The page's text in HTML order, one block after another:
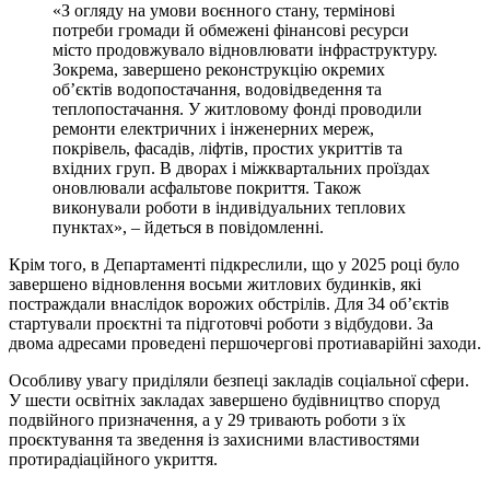
«З огляду на умови воєнного стану, термінові
потреби громади й обмежені фінансові ресурси
місто продовжувало відновлювати інфраструктуру.
Зокрема, завершено реконструкцію окремих
об’єктів водопостачання, водовідведення та
теплопостачання. У житловому фонді проводили
ремонти електричних і інженерних мереж,
покрівель, фасадів, ліфтів, простих укриттів та
вхідних груп. В дворах і міжквартальних проїздах
оновлювали асфальтове покриття. Також
виконували роботи в індивідуальних теплових
пунктах», – йдеться в повідомленні.
Крім того, в Департаменті підкреслили, що у 2025 році було
завершено відновлення восьми житлових будинків, які
постраждали внаслідок ворожих обстрілів. Для 34 об’єктів
стартували проєктні та підготовчі роботи з відбудови. За
двома адресами проведені першочергові протиаварійні заходи.
Особливу увагу приділяли безпеці закладів соціальної сфери.
У шести освітніх закладах завершено будівництво споруд
подвійного призначення, а у 29 тривають роботи з їх
проєктування та зведення із захисними властивостями
протирадіаційного укриття.